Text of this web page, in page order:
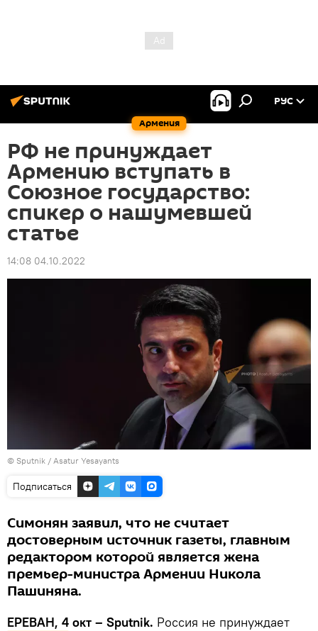
Армения
РУС
РФ не принуждает
Армению вступать в
Союзное государство:
спикер о нашумевшей
статье
14:08 04.10.2022
© Sputnik / Asatur Yesayants
Подписаться
Симонян заявил, что не считает
достоверным источник газеты, главным
редактором которой является жена
премьер-министра Армении Никола
Пашиняна.
ЕРЕВАН, 4 окт – Sputnik. Россия не принуждает